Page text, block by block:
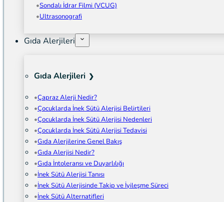
Sondalı İdrar Filmi (VCUG)
Ultrasonografi
Gıda Alerjileri
Gıda Alerjileri
Çapraz Alerji Nedir?
Çocuklarda İnek Sütü Alerjisi Belirtileri
Çocuklarda İnek Sütü Alerjisi Nedenleri
Çocuklarda İnek Sütü Alerjisi Tedavisi
Gıda Alerjilerine Genel Bakış
Gıda Alerjisi Nedir?
Gıda İntoleransı ve Duyarlılığı
İnek Sütü Alerjisi Tanısı
İnek Sütü Alerjisinde Takip ve İyileşme Süreci
İnek Sütü Alternatifleri